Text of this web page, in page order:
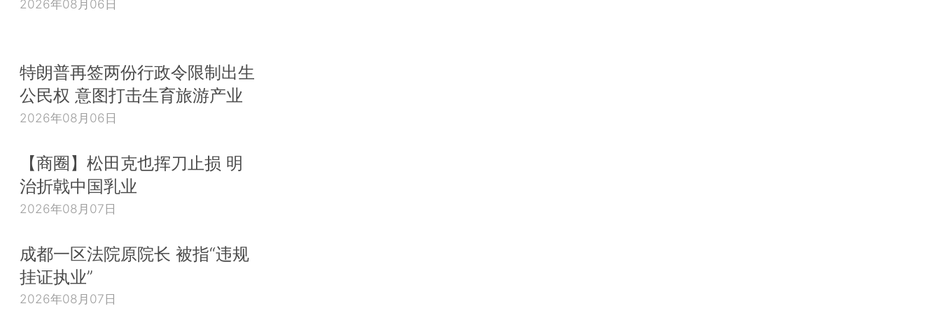
2026年08月06日
特朗普再签两份行政令限制出生
公民权 意图打击生育旅游产业
2026年08月06日
【商圈】松田克也挥刀止损 明
治折戟中国乳业
2026年08月07日
成都一区法院原院长 被指“违规
挂证执业”
2026年08月07日